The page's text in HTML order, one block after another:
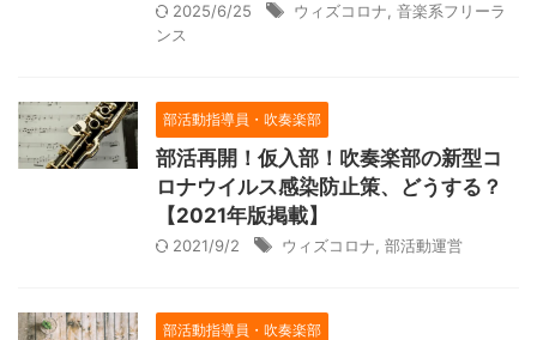
2025/6/25 ウィズコロナ 音楽系フリーラ
ンス
部活動指導員・吹奏楽部
部活再開！仮入部！吹奏楽部の新型コ
ロナウイルス感染防止策、どうする？
【2021年版掲載】
2021/9/2 ウィズコロナ 部活動運営
部活動指導員・吹奏楽部